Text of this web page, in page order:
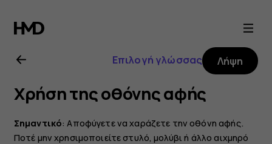
Οδηγίες
χρήσης
Nokia
8.1
Επιλογή γλώσσας Λήψη
Χρήση της οθόνης αφής
Σημαντικό: Αποφύγετε να χαράζετε την οθόνη αφής.
Ποτέ μην χρησιμοποιείτε στυλό, μολύβι ή άλλο αιχμηρό